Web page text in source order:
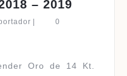
– 2019
2019
Exportador
0